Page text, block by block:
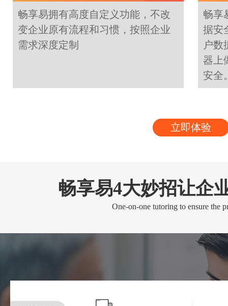
畅享易拥有高度自定义功能，不改
变企业原有流程和习惯，按照企业
需求深度定制
畅享
据安
户数
器上
安全
立即体验
畅享易4大妙招让企
One-on-one tutoring to ensure the